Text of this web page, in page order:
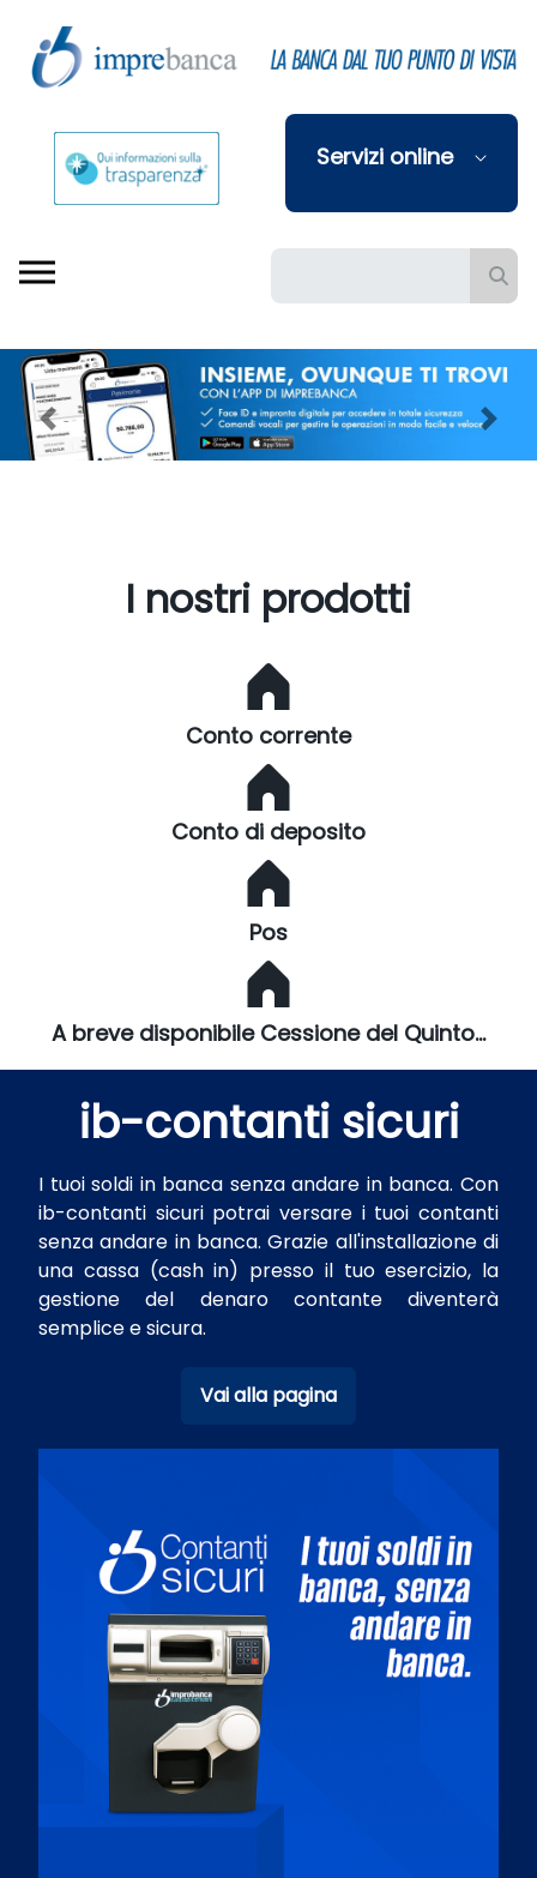
Skip to Main Content
Servizi online
Barra di ricerca
Previous Next
I nostri prodotti
Conto corrente
Conto di deposito
Pos
A breve disponibile Cessione del Quinto...
ib-contanti sicuri
I tuoi soldi in banca senza andare in banca. Con
ib-contanti sicuri potrai versare i tuoi contanti
senza andare in banca. Grazie all'installazione di
una cassa (cash in) presso il tuo esercizio, la
gestione del denaro contante diventerà
semplice e sicura.
Vai alla pagina